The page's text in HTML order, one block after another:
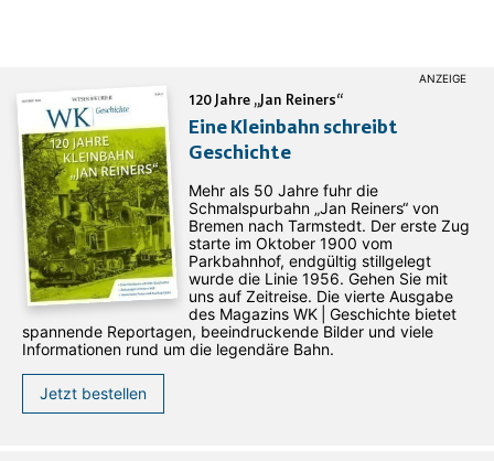
120 Jahre „Jan Reiners“
Eine Kleinbahn schreibt
Geschichte
Mehr als 50 Jahre fuhr die
Schmalspurbahn „Jan ­Reiners“ von
Bremen nach Tarmstedt. Der erste Zug
starte im Oktober 1900 vom
Parkbahnhof, endgültig stillgelegt
wurde die Linie 1956. Gehen Sie mit
uns auf Zeitreise. Die vierte Ausgabe
des ­Magazins WK | Geschichte bietet
spannende Reportagen, beeindruckende Bilder und viele
Informationen rund um die legendäre Bahn.
Jetzt bestellen